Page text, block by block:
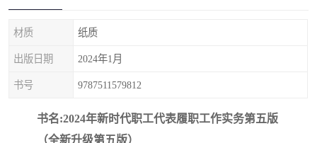
材质 纸质
出版日期 2024年1月
书号 9787511579812
书名:2024年新时代职工代表履职工作实务第五版
（全新升级第五版）
疏浚工程预算定额
吉林建设工程计价定额
福建建设工程预算定额 贵州省工程预算定额